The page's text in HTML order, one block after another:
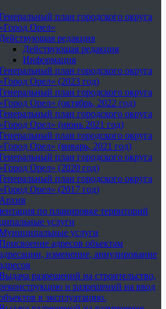
план городского округа
«Город Орел»
Действующая редакция
Действующая редакция
Информация
план городского округа
«Город Орел» (2023 год)
план городского округа
«Город Орел» (октябрь, 2022 год)
план городского округа
«Город Орел» (июнь 2021 год)
план городского округа
«Город Орел» (январь, 2021 год)
план городского округа
«Город Орел» (2020 год)
план городского округа
«Город Орел» (2017 год)
Архив
по планировке территорий
услуги
услуги
адресов объектам
изменение, аннулирование
разрешений на строительство,
и разрешений на ввод
в эксплуатацию.